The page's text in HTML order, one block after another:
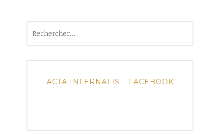
ACTA INFERNALIS – FACEBOOK